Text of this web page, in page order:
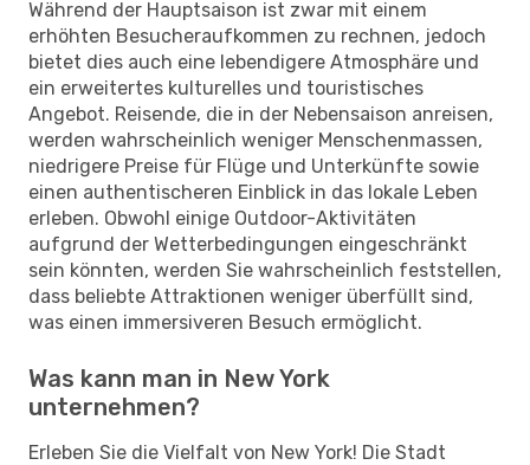
Während der Hauptsaison ist zwar mit einem
erhöhten Besucheraufkommen zu rechnen, jedoch
bietet dies auch eine lebendigere Atmosphäre und
ein erweitertes kulturelles und touristisches
Angebot. Reisende, die in der Nebensaison anreisen,
werden wahrscheinlich weniger Menschenmassen,
niedrigere Preise für Flüge und Unterkünfte sowie
einen authentischeren Einblick in das lokale Leben
erleben. Obwohl einige Outdoor-Aktivitäten
aufgrund der Wetterbedingungen eingeschränkt
sein könnten, werden Sie wahrscheinlich feststellen,
dass beliebte Attraktionen weniger überfüllt sind,
was einen immersiveren Besuch ermöglicht.
Was kann man in New York
unternehmen?
Erleben Sie die Vielfalt von New York! Die Stadt